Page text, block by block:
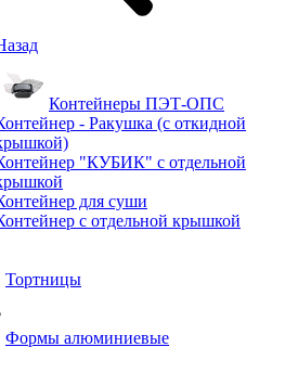
Контейнеры ПЭТ-ОПС
- Ракушка (с откидной
"КУБИК" с отдельной
для суши
с отдельной крышкой
Тортницы
Формы алюминиевые